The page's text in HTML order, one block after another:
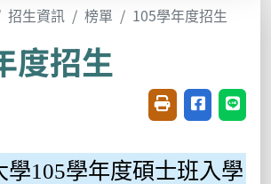
招生資訊 榜單 105學年度招生
度招生
友善列印(開新視
分享至臉書
分享
學105學年度碩士班入學